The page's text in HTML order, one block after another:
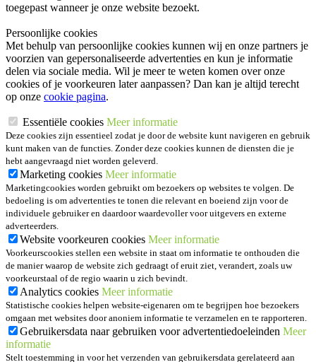
toegepast wanneer je onze website bezoekt.
Persoonlijke cookies
Met behulp van persoonlijke cookies kunnen wij en onze partners je
voorzien van gepersonaliseerde advertenties en kun je informatie
delen via sociale media. Wil je meer te weten komen over onze
cookies of je voorkeuren later aanpassen? Dan kan je altijd terecht
op onze cookie pagina.
Essentiële cookies Meer informatie
Deze cookies zijn essentieel zodat je door de website kunt navigeren en gebruik
kunt maken van de functies. Zonder deze cookies kunnen de diensten die je
hebt aangevraagd niet worden geleverd.
Marketing cookies Meer informatie
Marketingcookies worden gebruikt om bezoekers op websites te volgen. De
bedoeling is om advertenties te tonen die relevant en boeiend zijn voor de
individuele gebruiker en daardoor waardevoller voor uitgevers en externe
adverteerders.
Website voorkeuren cookies Meer informatie
Voorkeurscookies stellen een website in staat om informatie te onthouden die
de manier waarop de website zich gedraagt of eruit ziet, verandert, zoals uw
voorkeurstaal of de regio waarin u zich bevindt.
Analytics cookies Meer informatie
Statistische cookies helpen website-eigenaren om te begrijpen hoe bezoekers
omgaan met websites door anoniem informatie te verzamelen en te rapporteren.
Gebruikersdata naar gebruiken voor advertentiedoeleinden Meer
informatie
Stelt toestemming in voor het verzenden van gebruikersdata gerelateerd aan